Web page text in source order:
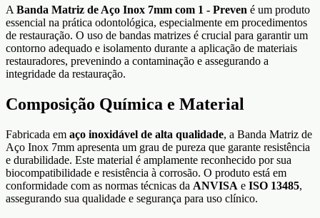
A Banda Matriz de Aço Inox 7mm com 1 - Preven é um produto
essencial na prática odontológica, especialmente em procedimentos
de restauração. O uso de bandas matrizes é crucial para garantir um
contorno adequado e isolamento durante a aplicação de materiais
restauradores, prevenindo a contaminação e assegurando a
integridade da restauração.
Composição Química e Material
Fabricada em aço inoxidável de alta qualidade, a Banda Matriz de
Aço Inox 7mm apresenta um grau de pureza que garante resistência
e durabilidade. Este material é amplamente reconhecido por sua
biocompatibilidade e resistência à corrosão. O produto está em
conformidade com as normas técnicas da ANVISA e ISO 13485,
assegurando sua qualidade e segurança para uso clínico.